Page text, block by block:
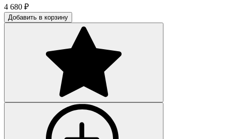
4 680 ₽
Добавить в корзину